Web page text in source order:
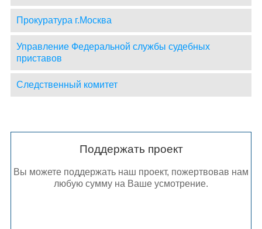
Прокуратура г.Москва
Управление Федеральной службы судебных
приставов
Следственный комитет
Поддержать проект
Вы можете поддержать наш проект, пожертвовав нам
любую сумму на Ваше усмотрение.